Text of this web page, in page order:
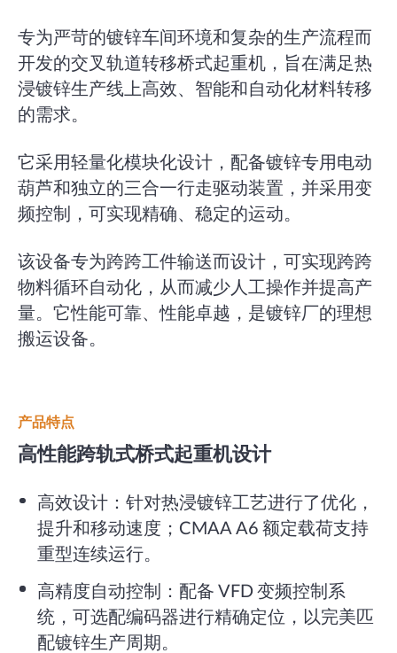
专为严苛的镀锌车间环境和复杂的生产流程而
开发的交叉轨道转移桥式起重机，旨在满足热
浸镀锌生产线上高效、智能和自动化材料转移
的需求。
它采用轻量化模块化设计，配备镀锌专用电动
葫芦和独立的三合一行走驱动装置，并采用变
频控制，可实现精确、稳定的运动。
该设备专为跨跨工件输送而设计，可实现跨跨
物料循环自动化，从而减少人工操作并提高产
量。它性能可靠、性能卓越，是镀锌厂的理想
搬运设备。
产品特点
高性能跨轨式桥式起重机设计
高效设计：针对热浸镀锌工艺进行了优化，
提升和移动速度；CMAA A6 额定载荷支持
重型连续运行。
高精度自动控制：配备 VFD 变频控制系
统，可选配编码器进行精确定位，以完美匹
配镀锌生产周期。